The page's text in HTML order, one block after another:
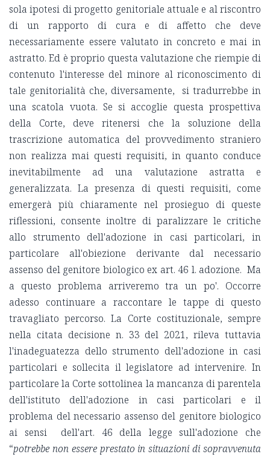
sola ipotesi di progetto genitoriale attuale e al riscontro
di un rapporto di cura e di affetto che deve
necessariamente essere valutato in concreto e mai in
astratto. Ed è proprio questa valutazione che riempie di
contenuto l'interesse del minore al riconoscimento di
tale genitorialità che, diversamente, si tradurrebbe in
una scatola vuota. Se si accoglie questa prospettiva
della Corte, deve ritenersi che la soluzione della
trascrizione automatica del provvedimento straniero
non realizza mai questi requisiti, in quanto conduce
inevitabilmente ad una valutazione astratta e
generalizzata. La presenza di questi requisiti, come
emergerà più chiaramente nel prosieguo di queste
riflessioni, consente inoltre di paralizzare le critiche
allo strumento dell'adozione in casi particolari, in
particolare all'obiezione derivante dal necessario
assenso del genitore biologico ex art. 46 l. adozione. Ma
a questo problema arriveremo tra un po'. Occorre
adesso continuare a raccontare le tappe di questo
travagliato percorso. La Corte costituzionale, sempre
nella citata decisione n. 33 del 2021, rileva tuttavia
l'inadeguatezza dello strumento dell'adozione in casi
particolari e sollecita il legislatore ad intervenire. In
particolare la Corte sottolinea la mancanza di parentela
dell'istituto dell'adozione in casi particolari e il
problema del necessario assenso del genitore biologico
ai sensi dell'art. 46 della legge sull'adozione che
“potrebbe non essere prestato in situazioni di sopravvenuta